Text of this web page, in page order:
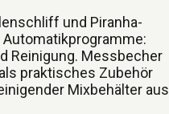
und Piranha-
Reinigung. Messbecher
praktisches Zubehör
Mixbehälter aus